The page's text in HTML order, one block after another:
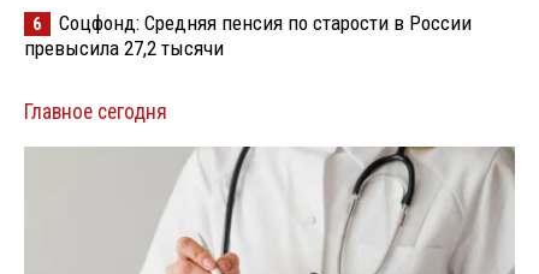
6
Соцфонд: Средняя пенсия по старости в России
превысила 27,2 тысячи
Главное сегодня